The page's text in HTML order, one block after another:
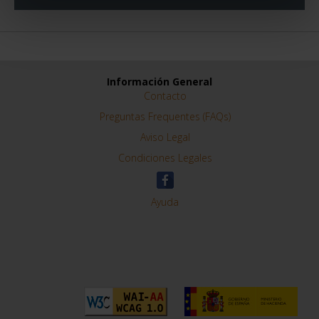
Información General
Contacto
Preguntas Frequentes (FAQs)
Aviso Legal
Condiciones Legales
Ayuda